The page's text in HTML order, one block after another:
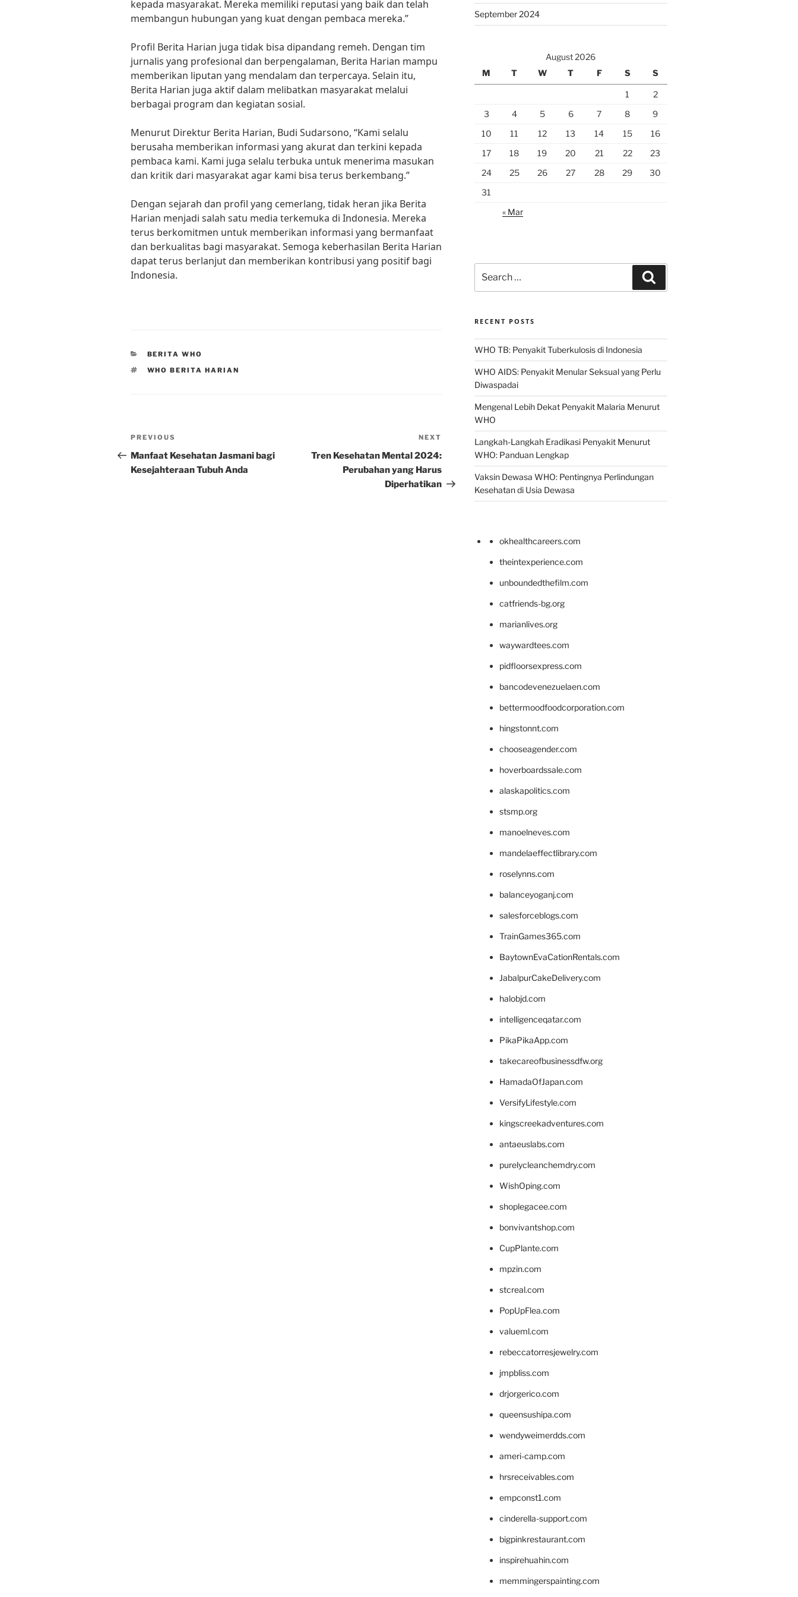
kepada masyarakat. Mereka memiliki reputasi yang baik dan telah
membangun hubungan yang kuat dengan pembaca mereka.”
Profil Berita Harian juga tidak bisa dipandang remeh. Dengan tim
jurnalis yang profesional dan berpengalaman, Berita Harian mampu
memberikan liputan yang mendalam dan terpercaya. Selain itu,
Berita Harian juga aktif dalam melibatkan masyarakat melalui
berbagai program dan kegiatan sosial.
Menurut Direktur Berita Harian, Budi Sudarsono, “Kami selalu
berusaha memberikan informasi yang akurat dan terkini kepada
pembaca kami. Kami juga selalu terbuka untuk menerima masukan
dan kritik dari masyarakat agar kami bisa terus berkembang.”
Dengan sejarah dan profil yang cemerlang, tidak heran jika Berita
Harian menjadi salah satu media terkemuka di Indonesia. Mereka
terus berkomitmen untuk memberikan informasi yang bermanfaat
dan berkualitas bagi masyarakat. Semoga keberhasilan Berita Harian
dapat terus berlanjut dan memberikan kontribusi yang positif bagi
Indonesia.
CATEGORIES
BERITA WHO
TAGS
WHO BERITA HARIAN
Post
navigation
Previous
Post
PREVIOUS
Manfaat Kesehatan Jasmani bagi
Kesejahteraan Tubuh Anda
Post
NEXT
Tren Kesehatan Mental 2024:
Perubahan yang Harus
Diperhatikan
September 2024
August 2026
M
T W T F S S
1
2
3
4 5 6 7 8
9
10
11 12 13 14 15
16
17
18 19 20 21 22
23
24
25 26 27 28 29
30
31
« Mar
for:
RECENT POSTS
WHO TB: Penyakit Tuberkulosis di Indonesia
WHO AIDS: Penyakit Menular Seksual yang Perlu
Diwaspadai
Mengenal Lebih Dekat Penyakit Malaria Menurut
WHO
Langkah-Langkah Eradikasi Penyakit Menurut
WHO: Panduan Lengkap
Vaksin Dewasa WHO: Pentingnya Perlindungan
Kesehatan di Usia Dewasa
okhealthcareers.com
theintexperience.com
unboundedthefilm.com
catfriends-bg.org
marianlives.org
waywardtees.com
pidfloorsexpress.com
bancodevenezuelaen.com
bettermoodfoodcorporation.com
hingstonnt.com
chooseagender.com
hoverboardssale.com
alaskapolitics.com
stsmp.org
manoelneves.com
mandelaeffectlibrary.com
roselynns.com
balanceyoganj.com
salesforceblogs.com
TrainGames365.com
BaytownEvaCationRentals.com
JabalpurCakeDelivery.com
halobjd.com
intelligenceqatar.com
PikaPikaApp.com
takecareofbusinessdfw.org
HamadaOfJapan.com
VersifyLifestyle.com
kingscreekadventures.com
antaeuslabs.com
purelycleanchemdry.com
WishOping.com
shoplegacee.com
bonvivantshop.com
CupPlante.com
mpzin.com
stcreal.com
PopUpFlea.com
valueml.com
rebeccatorresjewelry.com
jmpbliss.com
drjorgerico.com
queensushipa.com
wendyweimerdds.com
ameri-camp.com
hrsreceivables.com
empconst1.com
cinderella-support.com
bigpinkrestaurant.com
inspirehuahin.com
memmingerspainting.com